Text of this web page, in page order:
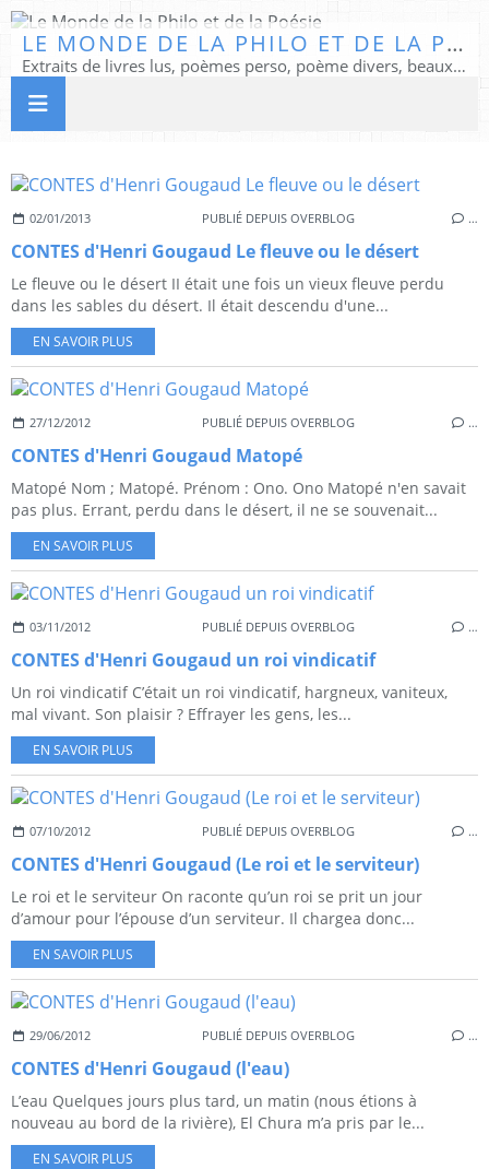
LE MONDE DE LA PHILO ET DE LA POÉSIE
Extraits de livres lus, poèmes perso, poème divers, beaux textes...
02/01/2013 PUBLIÉ DEPUIS OVERBLOG …
CONTES d'Henri Gougaud Le fleuve ou le désert
Le fleuve ou le désert II était une fois un vieux fleuve perdu
dans les sables du désert. Il était descendu d'une...
EN SAVOIR PLUS
27/12/2012 PUBLIÉ DEPUIS OVERBLOG …
CONTES d'Henri Gougaud Matopé
Matopé Nom ; Matopé. Prénom : Ono. Ono Matopé n'en savait
pas plus. Errant, perdu dans le désert, il ne se souvenait...
EN SAVOIR PLUS
03/11/2012 PUBLIÉ DEPUIS OVERBLOG …
CONTES d'Henri Gougaud un roi vindicatif
Un roi vindicatif C’était un roi vindicatif, hargneux, vaniteux,
mal vivant. Son plaisir ? Effrayer les gens, les...
EN SAVOIR PLUS
07/10/2012 PUBLIÉ DEPUIS OVERBLOG …
CONTES d'Henri Gougaud (Le roi et le serviteur)
Le roi et le serviteur On raconte qu’un roi se prit un jour
d’amour pour l’épouse d’un serviteur. Il chargea donc...
EN SAVOIR PLUS
29/06/2012 PUBLIÉ DEPUIS OVERBLOG …
CONTES d'Henri Gougaud (l'eau)
L’eau Quelques jours plus tard, un matin (nous étions à
nouveau au bord de la rivière), El Chura m’a pris par le...
EN SAVOIR PLUS